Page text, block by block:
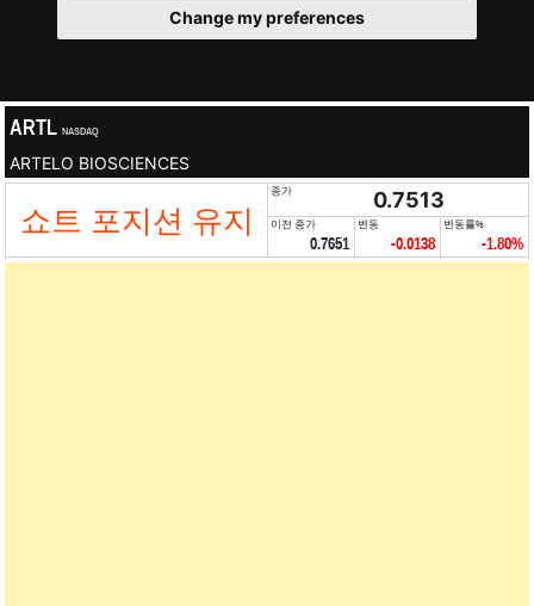
Change my preferences
ARTL NASDAQ
ARTELO BIOSCIENCES
쇼트 포지션 유지
종가 0.7513
이전 종가
0.7651
변동
-0.0138
변동률%
-1.80%